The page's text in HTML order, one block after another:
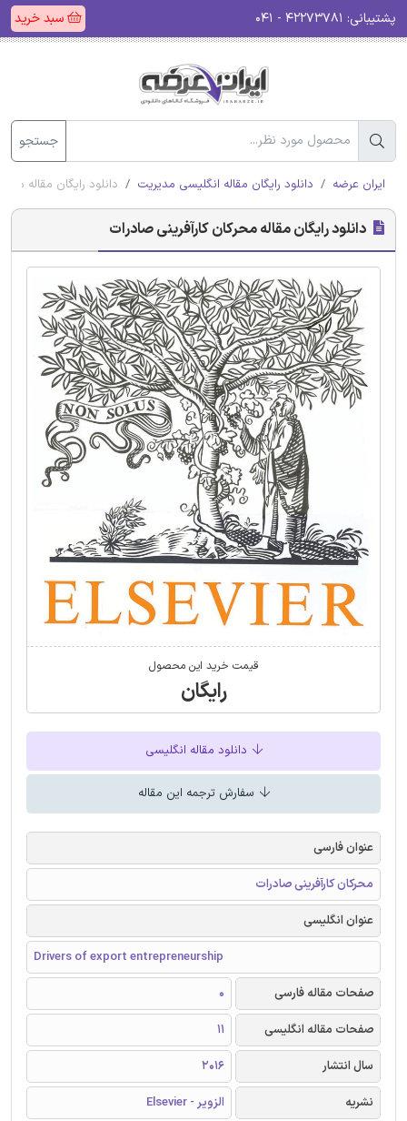
پشتیبانی: سبد خرید
جستجو
ایران عرضه دانلود رایگان مقاله انگلیسی مدیریت دانلود رایگان مقاله
دانلود رایگان مقاله محرکان کارآفرینی صادرات
قیمت خرید این محصول
رایگان
دانلود مقاله انگلیسی
سفارش ترجمه این مقاله
عنوان فارسی
محرکان کارآفرینی صادرات
عنوان انگلیسی
Drivers of export entrepreneurship
صفحات مقاله فارسی
0
صفحات مقاله انگلیسی
11
سال انتشار
2016
نشریه
الزویر - Elsevier